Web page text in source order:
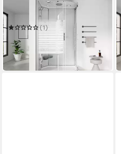
Eckdusche Duschkabine
WHITE PEARL - 120 x 80 cm
Rechts
(1)
1.049,00 € UVP 1.379,00 €
-24%
in 6-7 Werktagen bei dir